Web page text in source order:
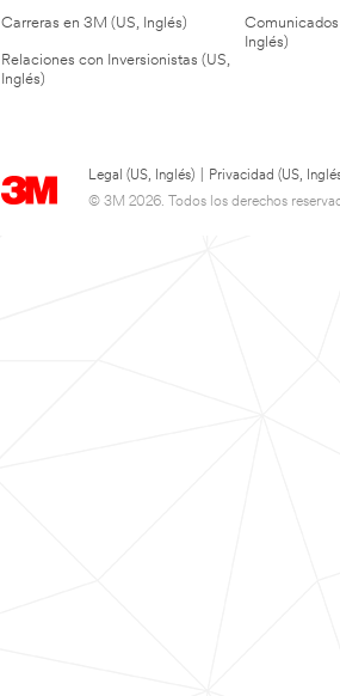
Carreras en 3M (US, Inglés)
Relaciones con Inversionistas (US,
Inglés)
Comunicados
Inglés)
Legal (US, Inglés) Privacidad (US,
© 3M 2026. Todos los derechos